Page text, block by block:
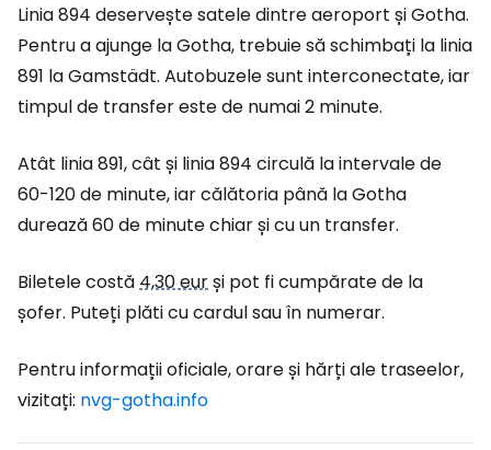
Linia 894 deservește satele dintre aeroport și Gotha.
Pentru a ajunge la Gotha, trebuie să schimbați la linia
891 la Gamstädt. Autobuzele sunt interconectate, iar
timpul de transfer este de numai 2 minute.
Atât linia 891, cât și linia 894 circulă la intervale de
60-120 de minute, iar călătoria până la Gotha
durează 60 de minute chiar și cu un transfer.
Biletele costă 4,30 eurși pot fi cumpărate de la
șofer. Puteți plăti cu cardul sau în numerar.
Pentru informații oficiale, orare și hărți ale traseelor,
vizitați: nvg-gotha.info